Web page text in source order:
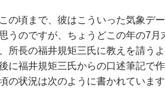
の頃まで、彼はこういった気象デ
うのですが、ちょうどこの年の7
所長の福井規矩三氏に教えを請う
に福井規矩三氏からの口述筆記で
の状況は次のように書かれていま